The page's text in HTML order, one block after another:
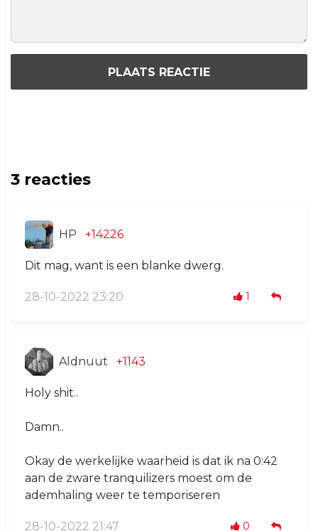
PLAATS REACTIE
3 reacties
HP +14226
Dit mag, want is een blanke dwerg.
28-10-2022 23:20 1
Aldnuut +1143
Holy shit..
Damn..
Okay de werkelijke waarheid is dat ik na 0:42
aan de zware tranquilizers moest om de
ademhaling weer te temporiseren
28-10-2022 21:47 0